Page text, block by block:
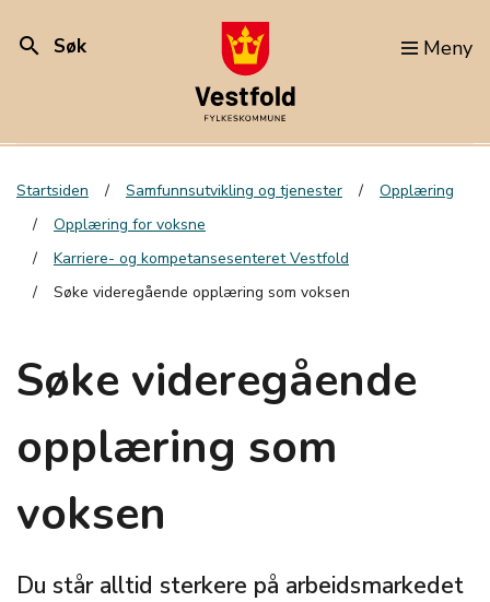
search Søk Meny
Startsiden Samfunnsutvikling og tjenester
Opplæring
Opplæring for voksne
Karriere- og kompetansesenteret Vestfold
Søke videregående opplæring som voksen
Søke videregående
opplæring som
voksen
Du står alltid sterkere på arbeidsmarkedet